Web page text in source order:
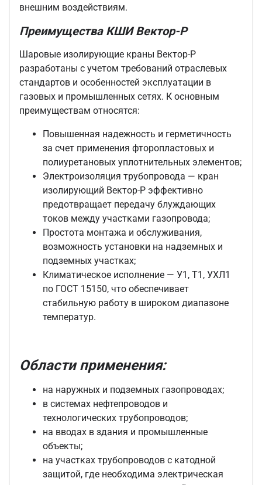
внешним воздействиям.
Преимущества КШИ Вектор-Р
Шаровые изолирующие краны Вектор-Р
разработаны с учетом требований отраслевых
стандартов и особенностей эксплуатации в
газовых и промышленных сетях. К основным
преимуществам относятся:
Повышенная надежность и герметичность
за счет применения фторопластовых и
полиуретановых уплотнительных элементов;
Электроизоляция трубопровода — кран
изолирующий Вектор-Р эффективно
предотвращает передачу блуждающих
токов между участками газопровода;
Простота монтажа и обслуживания,
возможность установки на надземных и
подземных участках;
Климатическое исполнение — У1, Т1, УХЛ1
по ГОСТ 15150, что обеспечивает
стабильную работу в широком диапазоне
температур.
Области применения:
на наружных и подземных газопроводах;
в системах нефтепроводов и
технологических трубопроводов;
на вводах в здания и промышленные
объекты;
на участках трубопроводов с катодной
защитой, где необходима электрическая